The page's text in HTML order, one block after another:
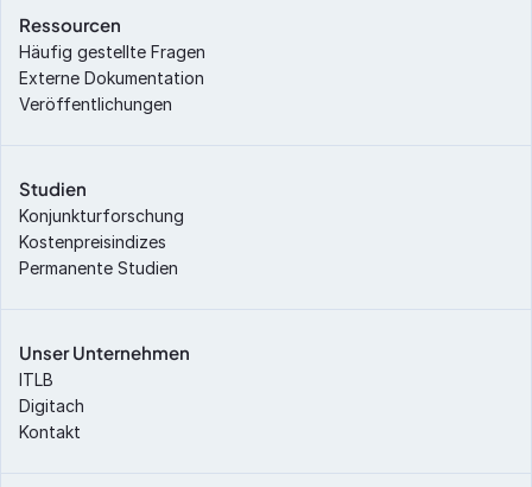
Ressourcen
Häufig gestellte Fragen
Externe Dokumentation
Veröffentlichungen
Studien
Konjunkturforschung
Kostenpreisindizes
Permanente Studien
Unser Unternehmen
ITLB
Digitach
Kontakt